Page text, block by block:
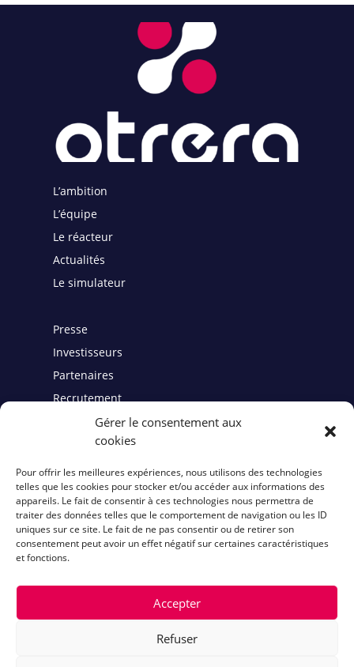
Gérer le consentement aux
cookies
Pour offrir les meilleures expériences, nous utilisons des technologies
telles que les cookies pour stocker et/ou accéder aux informations des
appareils. Le fait de consentir à ces technologies nous permettra de
traiter des données telles que le comportement de navigation ou les ID
uniques sur ce site. Le fait de ne pas consentir ou de retirer son
consentement peut avoir un effet négatif sur certaines caractéristiques
et fonctions.
Accepter
Refuser
L’ambition
L’équipe
Le réacteur
Actualités
Le simulateur
Presse
Investisseurs
Partenaires
Recrutement
Mentions légales
Politiques de cookies